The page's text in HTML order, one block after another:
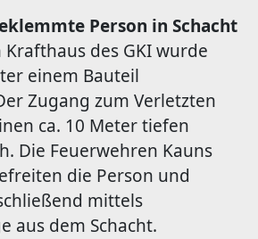
Person in Schacht
des GKI wurde
einem Bauteil
Zugang zum Verletzten
ca. 10 Meter tiefen
Die Feuerwehren Kauns
die Person und
mittels
aus dem Schacht.